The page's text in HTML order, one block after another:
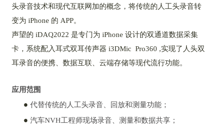
头录音技术和现代互联网加的概念，将传统的人工头录音转
变为 iPhone 的 APP。
声望的 iDAQ2022 是专门为 iPhone 设计的双通道数据采集
卡，系统配入耳式双耳传声器 i3DMic Pro360 ,实现了人头双
耳录音的便携、数据互联、云端存储等现代流行功能。
应用范围
● 代替传统的人工头录音、回放和测量功能；
● 汽车NVH工程师现场录音、测量和数据共享；